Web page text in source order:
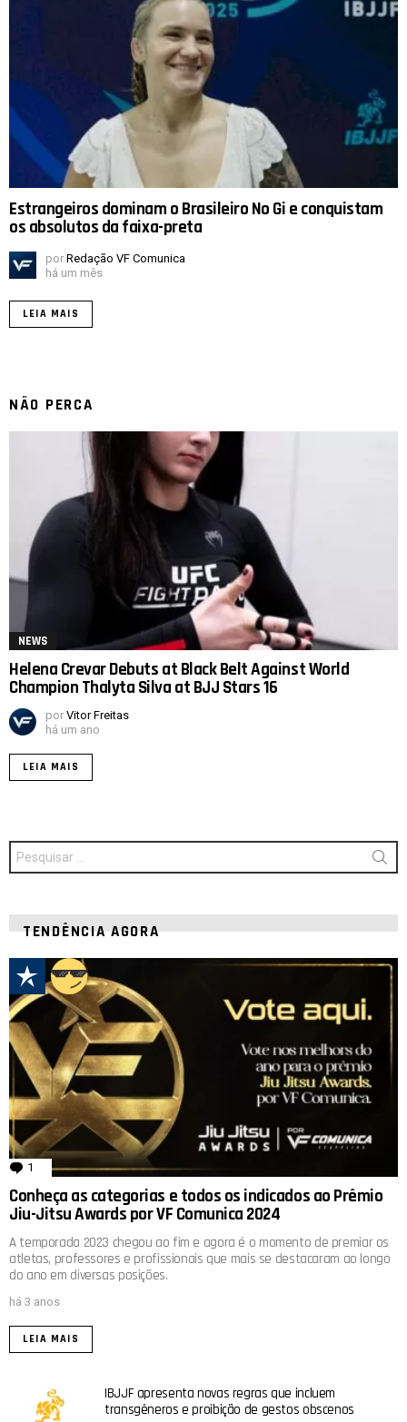
Estrangeiros dominam o Brasileiro No Gi e conquistam
os absolutos da faixa-preta
por Redação VF Comunica
há um mês
LEIA MAIS
NÃO PERCA
NEWS
Helena Crevar Debuts at Black Belt Against World
Champion Thalyta Silva at BJJ Stars 16
por Vitor Freitas
há um ano
LEIA MAIS
Procurar
por:
TENDÊNCIA AGORA
1 comentário
Conheça as categorias e todos os indicados ao Prêmio
Jiu-Jitsu Awards por VF Comunica 2024
A temporada 2023 chegou ao fim e agora é o momento de premiar os
atletas, professores e profissionais que mais se destacaram ao longo
do ano em diversas posições.
há 3 anos
LEIA MAIS
IBJJF apresenta novas regras que incluem
transgêneros e proibição de gestos obscenos